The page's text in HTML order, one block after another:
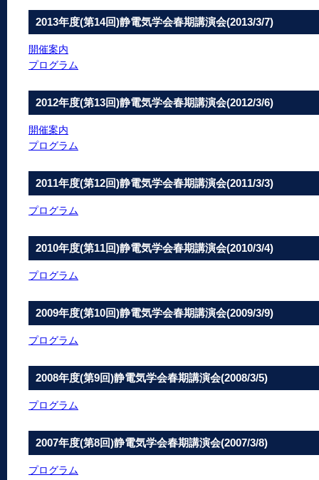
2013年度(第14回)静電気学会春期講演会(2013/3/7)
開催案内
プログラム
2012年度(第13回)静電気学会春期講演会(2012/3/6)
開催案内
プログラム
2011年度(第12回)静電気学会春期講演会(2011/3/3)
プログラム
2010年度(第11回)静電気学会春期講演会(2010/3/4)
プログラム
2009年度(第10回)静電気学会春期講演会(2009/3/9)
プログラム
2008年度(第9回)静電気学会春期講演会(2008/3/5)
プログラム
2007年度(第8回)静電気学会春期講演会(2007/3/8)
プログラム